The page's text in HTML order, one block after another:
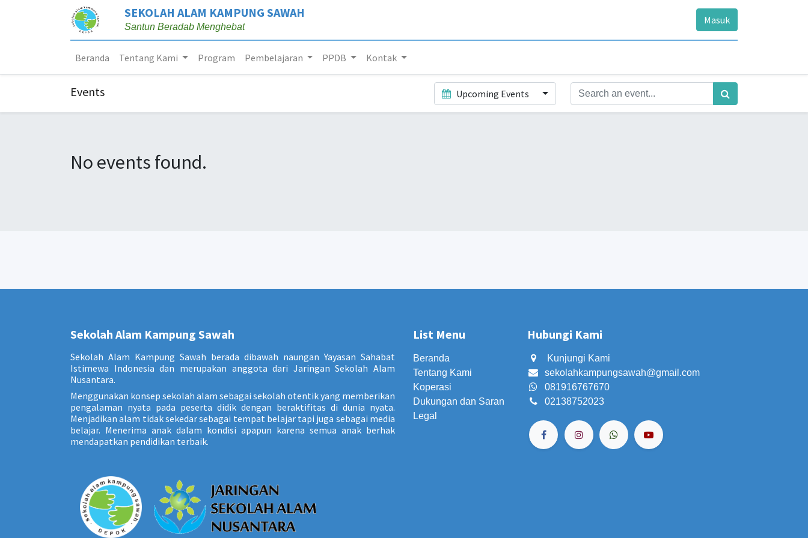
SEKOLAH ALAM KAMPUNG SAWAH
Santun Beradab Menghebat
Masuk
Beranda Tentang Kami Program Pembelajaran PPDB Kontak
Events Upcoming Events
No events found.
Sekolah Alam Kampung Sawah
Sekolah Alam Kampung Sawah berada dibawah naungan Yayasan Sahabat
Istimewa Indonesia dan merupakan anggota dari Jaringan Sekolah Alam
Nusantara.
Menggunakan konsep sekolah alam sebagai sekolah otentik yang memberikan
pengalaman nyata pada peserta didik dengan beraktifitas di dunia nyata.
Menjadikan alam tidak sekedar sebagai tempat belajar tapi juga sebagai media
belajar. Menerima anak dalam kondisi apapun karena semua anak berhak
mendapatkan pendidikan terbaik.
List Menu
Beranda
Tentang Kami
Koperasi
Dukungan dan Saran
Legal
Hubungi Kami
Kunjungi Kami
sekolahkampungsawah@gmail.com
081916767670
02138752023